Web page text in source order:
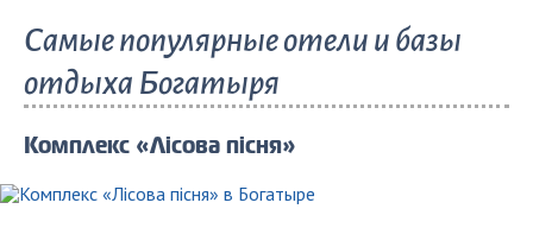
Самые популярные отели и базы
отдыха Богатыря
Комплекс «Лісова пісня»